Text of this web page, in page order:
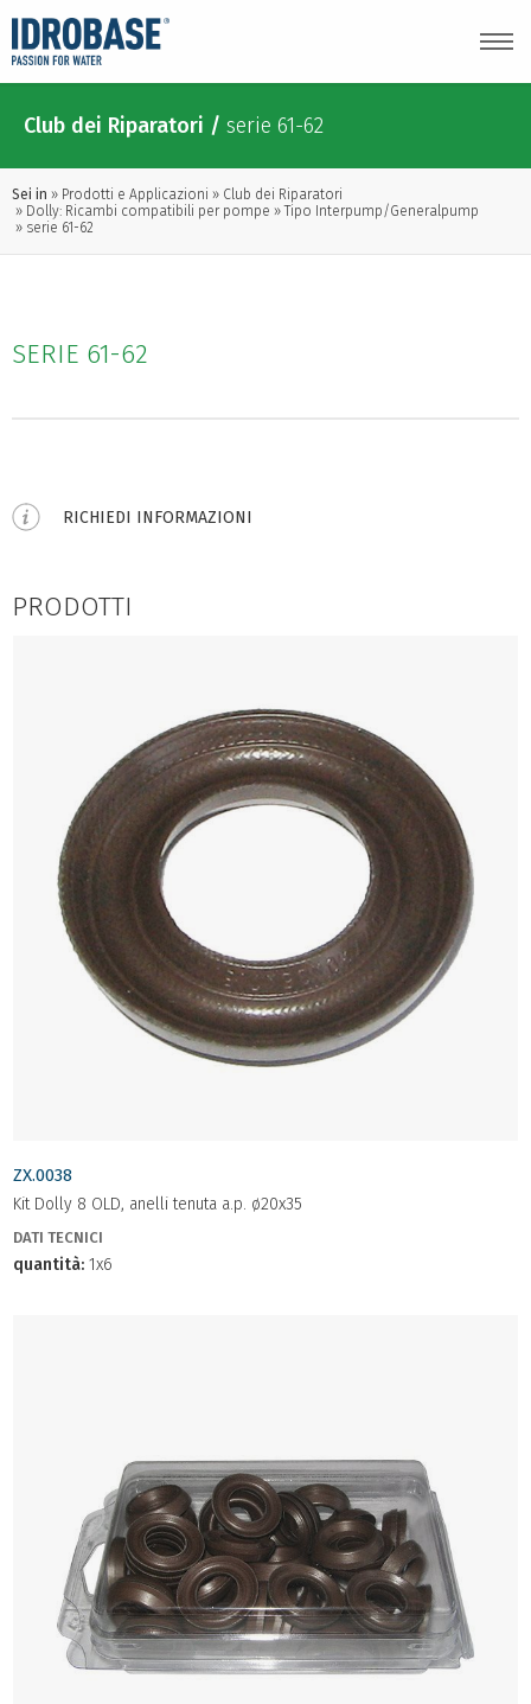
Club dei Riparatori / serie 61-62
Sei in Prodotti e Applicazioni
Club dei Riparatori
Dolly: Ricambi compatibili per pompe
Tipo Interpump/Generalpump
serie 61-62
SERIE 61-62
RICHIEDI INFORMAZIONI
PRODOTTI
ZX.0038
Kit Dolly 8 OLD, anelli tenuta a.p. ø20x35
DATI TECNICI
quantità: 1x6